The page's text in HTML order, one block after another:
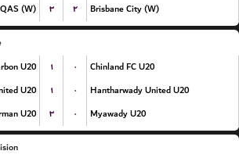
(W)
۳ ۲ Brisbane City (W)
U20
۱ ۰
Chinland FC U20
U20
۱ ۰
Hantharwady United U20
U20
۳ ۰ Myawady U20